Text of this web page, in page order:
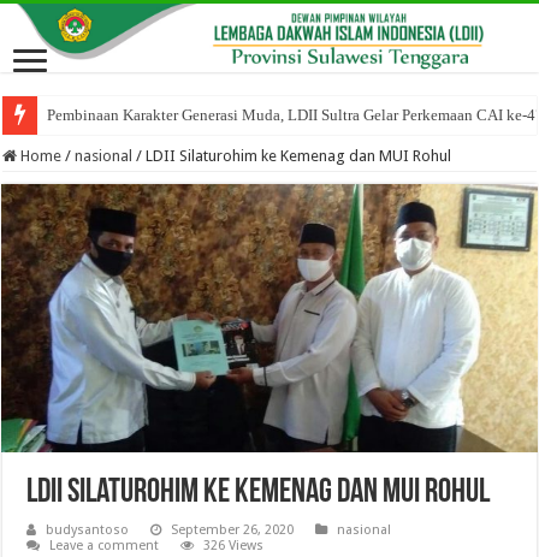
Pembinaan Karakter Generasi Muda, LDII Sultra Gelar Perkemaan CAI ke-
DPP LDII Apresiasi Rapimnas Senkom Mitra Polri, Lanjutkan Kolaborasi
Home / nasional / LDII Silaturohim ke Kemenag dan MUI Rohul
LDII Silaturohim ke Kemenag dan MUI Rohul
budysantoso September 26, 2020
nasional
Leave a comment
326 Views